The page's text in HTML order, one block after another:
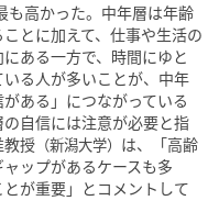
も高かった。中年層は年齢
とに加えて、仕事や生活の
ある一方で、時間にゆと
る人が多いことが、中年
ある」につながっている
自信には注意が必要と指
教授 （新潟大学） は、「高齢
ップがあるケースも多
が重要」とコメントして